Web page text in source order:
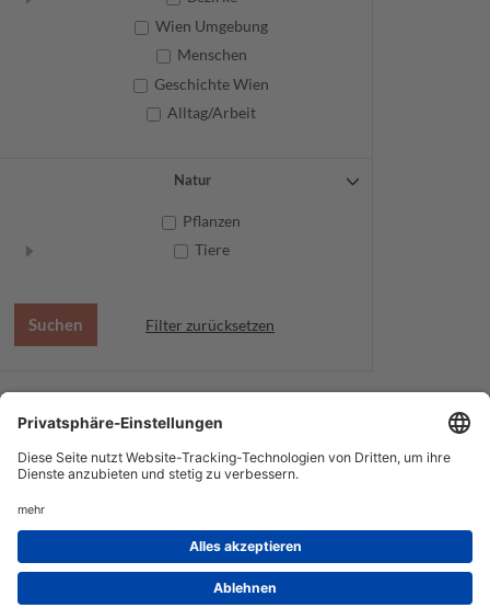
Wien Umgebung
Menschen
Geschichte Wien
Alltag/Arbeit
Natur
Pflanzen
Tiere
Filter zurücksetzen
Datenschutz
Service